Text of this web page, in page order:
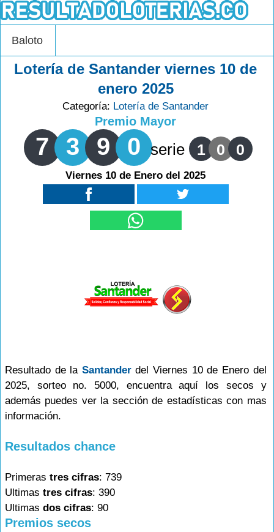
Baloto
Lotería de Santander viernes 10 de
enero 2025
Categoría: Lotería de Santander
Premio Mayor
7 3 9 0 serie 1 0 0
Viernes 10 de Enero del 2025
Resultado de la Santanderdel Viernes 10 de Enero del
2025, sorteo no. 5000, encuentra aquí los secos y
además puedes ver la sección de estadísticas con mas
información.
Resultados chance
Primeras tres cifras: 739
Ultimas tres cifras: 390
Ultimas dos cifras: 90
Premios secos